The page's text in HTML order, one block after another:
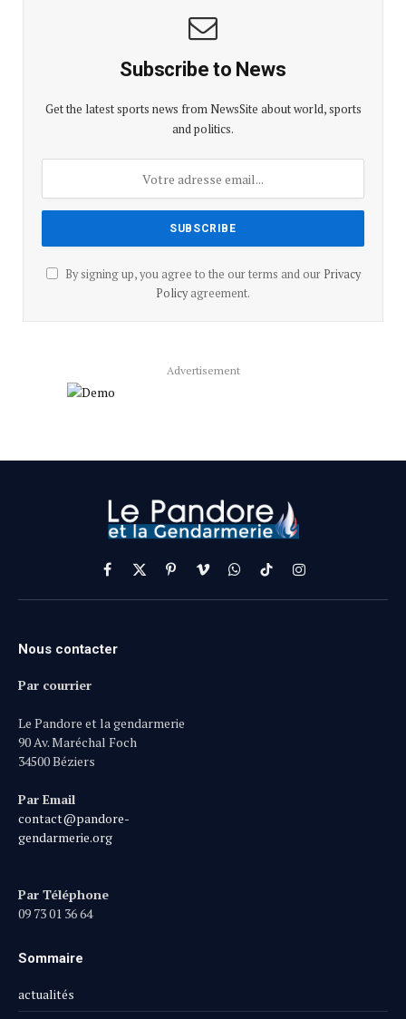
Subscribe to News
Get the latest sports news from NewsSite about world, sports
and politics.
By signing up, you agree to the our terms and our Privacy
Policyagreement.
Advertisement
Facebook
X
(Twitter)
PinterestVimeoWhatsApp
TikTokInstagram
Nous contacter
Par courrier
Le Pandore et la gendarmerie
90 Av. Maréchal Foch
34500 Béziers
Par Email
contact@pandore-
gendarmerie.org
Par Téléphone
09 73 01 36 64
Sommaire
actualités